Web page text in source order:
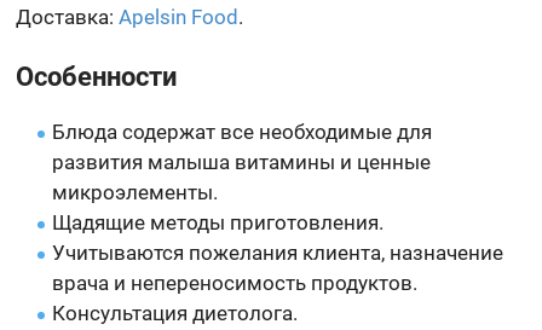
Доставка:Apelsin Food .
Особенности
Блюда содержат все необходимые для
развития малыша витамины и ценные
микроэлементы.
Щадящие методы приготовления.
Учитываются пожелания клиента, назначение
врача и непереносимость продуктов.
Консультация диетолога.